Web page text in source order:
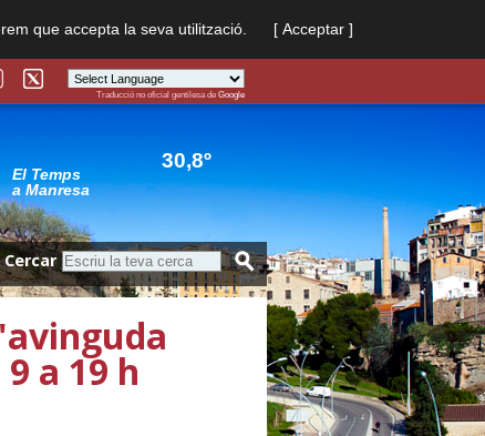
que accepta la seva utilització. [ Acceptar ]
Powered by
Traducció no oficial gentilesa de Google
El Temps
a Manresa
30,8º
Cercar
a 19 h